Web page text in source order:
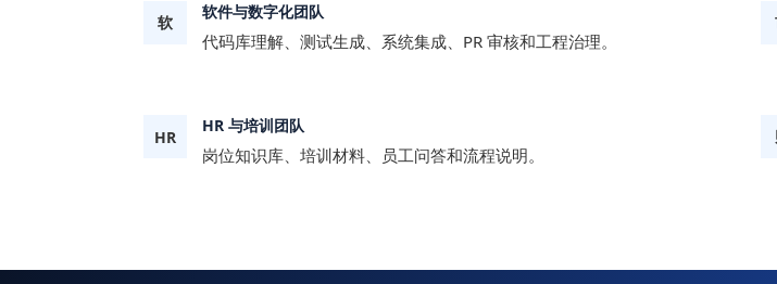
软
软件与数字化团队
代码库理解、测试生成、系统集成、PR 审核和工程治理。
HR
HR 与培训团队
岗位知识库、培训材料、员工问答和流程说明。